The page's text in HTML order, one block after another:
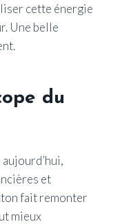
cette énergie
Une belle
du
et
fait remonter
mieux